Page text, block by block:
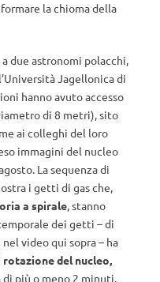
la chioma della
a due astronomi polacchi,
Jagellonica di
hanno avuto accesso
di 8 metri), sito
ai colleghi del loro
immagini del nucleo
La sequenza di
i getti di gas che,
a spirale, stanno
dei getti – di
video qui sopra – ha
rotazione del nucleo,
di più o meno 2 minuti.